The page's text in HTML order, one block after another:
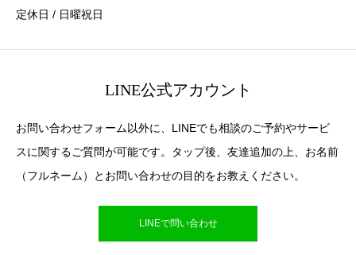
定休日 / 日曜祝日
LINE公式アカウント
お問い合わせフォーム以外に、LINEでも相談のご予約やサービ
スに関するご質問が可能です。タップ後、友達追加の上、お名前
（フルネーム）とお問い合わせの目的をお教えください。
LINEで問い合わせ